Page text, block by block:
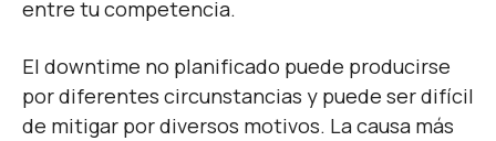
entre tu competencia.
El downtime no planificado puede producirse
por diferentes circunstancias y puede ser difícil
de mitigar por diversos motivos. La causa más